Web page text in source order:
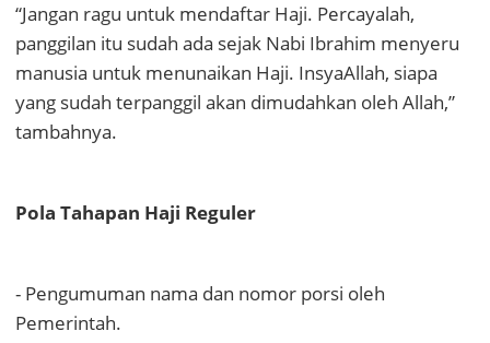
“Jangan ragu untuk mendaftar Haji. Percayalah,
panggilan itu sudah ada sejak Nabi Ibrahim menyeru
manusia untuk menunaikan Haji. InsyaAllah, siapa
yang sudah terpanggil akan dimudahkan oleh Allah,”
tambahnya.
Pola Tahapan Haji Reguler
- Pengumuman nama dan nomor porsi oleh
Pemerintah.